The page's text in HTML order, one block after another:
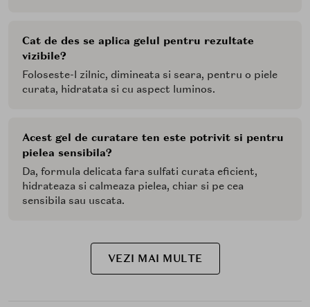
Cat de des se aplica gelul pentru rezultate
vizibile?
Foloseste-l zilnic, dimineata si seara, pentru o piele
curata, hidratata si cu aspect luminos.
Acest gel de curatare ten este potrivit si pentru
pielea sensibila?
Da, formula delicata fara sulfati curata eficient,
hidrateaza si calmeaza pielea, chiar si pe cea
sensibila sau uscata.
VEZI MAI MULTE